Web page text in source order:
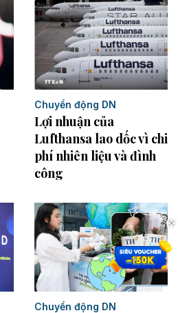
Chuyển động DN
Lợi nhuận của
Lufthansa lao dốc vì chi
phí nhiên liệu và đình
công
Chuyển động DN